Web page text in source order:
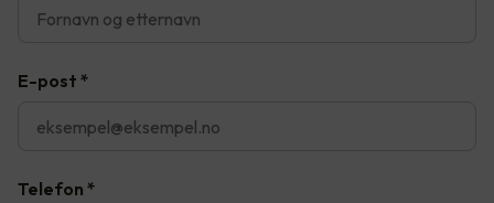
E-post *
Telefon *